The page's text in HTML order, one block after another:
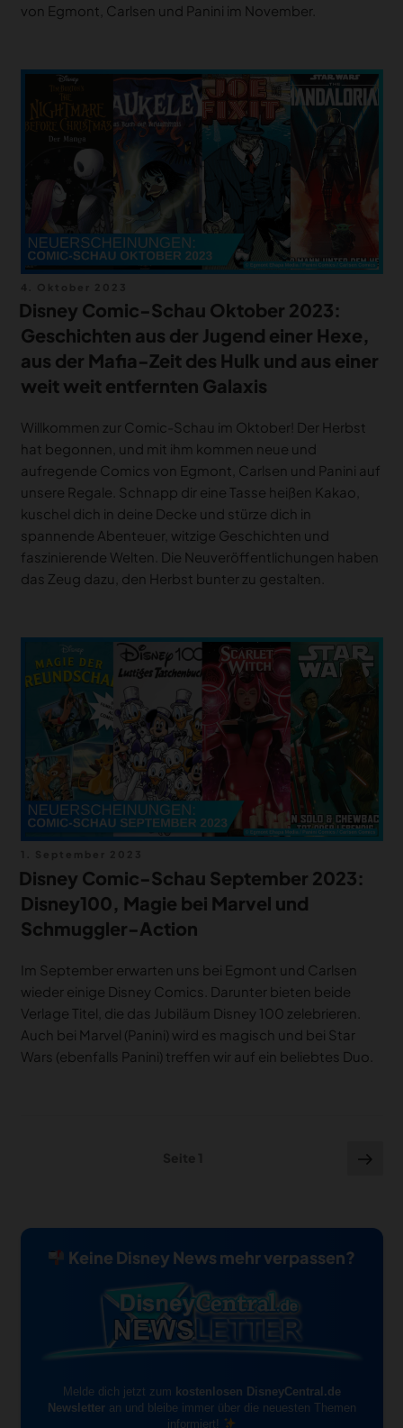
von Egmont, Carlsen und Panini im November.
am
Disney Comic-Schau Oktober 2023:
Geschichten aus der Jugend einer Hexe,
aus der Mafia-Zeit des Hulk und aus einer
weit weit entfernten Galaxis
Willkommen zur Comic-Schau im Oktober! Der Herbst
hat begonnen, und mit ihm kommen neue und
aufregende Comics von Egmont, Carlsen und Panini auf
unsere Regale. Schnapp dir eine Tasse heißen Kakao,
kuschel dich in deine Decke und stürze dich in
spannende Abenteuer, witzige Geschichten und
faszinierende Welten. Die Neuveröffentlichungen haben
das Zeug dazu, den Herbst bunter zu gestalten.
am
Disney Comic-Schau September 2023:
Disney100, Magie bei Marvel und
Schmuggler-Action
Im September erwarten uns bei Egmont und Carlsen
wieder einige Disney Comics. Darunter bieten beide
Verlage Titel, die das Jubiläum Disney 100 zelebrieren.
Auch bei Marvel (Panini) wird es magisch und bei Star
Wars (ebenfalls Panini) treffen wir auf ein beliebtes Duo.
Keine Disney News mehr verpassen?
Melde dich jetzt zum kostenlosen DisneyCentral.de
Newsletteran und bleibe immer über die neuesten Themen
informiert!